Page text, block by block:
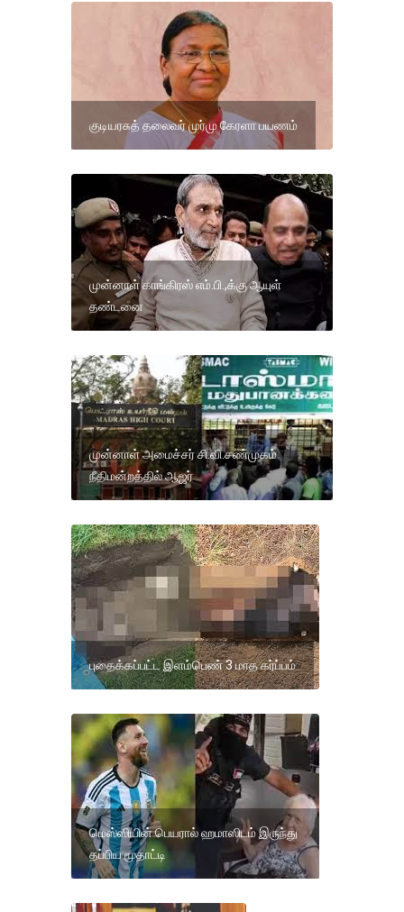
குடியரசுத் தலைவர் முர்மு கேரளா பயணம்
முன்னாள் காங்கிரஸ் எம்.பி.,க்கு ஆயுள்
தண்டனை
முன்னாள் அமைச்சர் சி.வி.சண்முகம்
நீதிமன்றத்தில் ஆஜர்
புதைக்கப்பட்ட இளம்பெண் 3 மாத கர்ப்பம்
மெஸ்ஸியின் பெயரால் ஹமாஸிடம் இருந்து
தப்பிய மூதாட்டி